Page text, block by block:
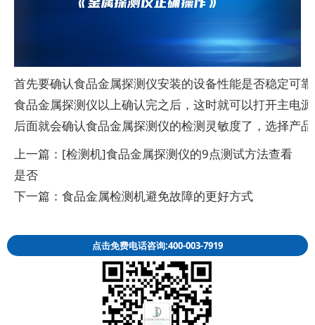
首先要确认食品金属探测仪安装的设备性能是否稳定可
食品金属探测仪以上确认完之后，这时就可以打开主电
后面就会确认食品金属探测仪的检测灵敏度了，选择产
上一篇： [检测机]食品金属探测仪的9点测试方法查看
是否
下一篇： 食品金属检测机避免故障的更好方式
点击免费电话咨询:400-003-7919